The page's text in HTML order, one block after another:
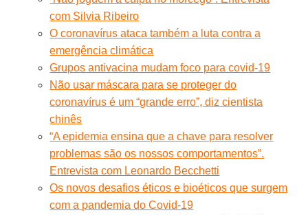
com Silvia Ribeiro
O coronavírus ataca também a luta contra a
emergência climática
Grupos antivacina mudam foco para covid-19
Não usar máscara para se proteger do
coronavírus é um “grande erro”, diz cientista
chinês
“A epidemia ensina que a chave para resolver
problemas são os nossos comportamentos”.
Entrevista com Leonardo Becchetti
Os novos desafios éticos e bioéticos que surgem
com a pandemia do Covid-19